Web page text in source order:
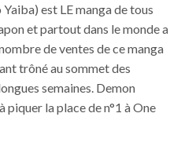
options
peuvent
être
choisies
sur
page
est LE manga de tous
et partout dans le monde a
de ventes de ce manga
trôné au sommet des
semaines. Demon
piquer la place de n°1 à One